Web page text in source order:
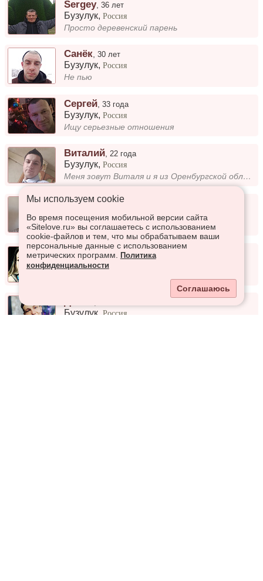
Sergey,36 лет
Бузулук,Россия
Просто деревенский парень
Санёк,30 лет
Бузулук,Россия
Не пью
Сергей ,33 года
Бузулук,Россия
Ищу серьезные отношения
Виталий 22 года
Бузулук,Россия
Меня зовут Виталя и я из Оренбургской области бузулукский район село шахматовка люблю разводить своё хозяйство люблю пет...
Андрей,39 лет
Бузулук,Россия
Работаю вахтоми в нефтянке
Анна,51 год
Бузулук,Россия
Бузулук ,Россия
Мы используем сookie
Во время посещения мобильной версии сайта
«Sitelove.ru» вы соглашаетесь с использованием
cookie-файлов и тем, что мы обрабатываем ваши
персональные данные с использованием
метрических программ.
Политика
конфиденциальности
Соглашаюсь